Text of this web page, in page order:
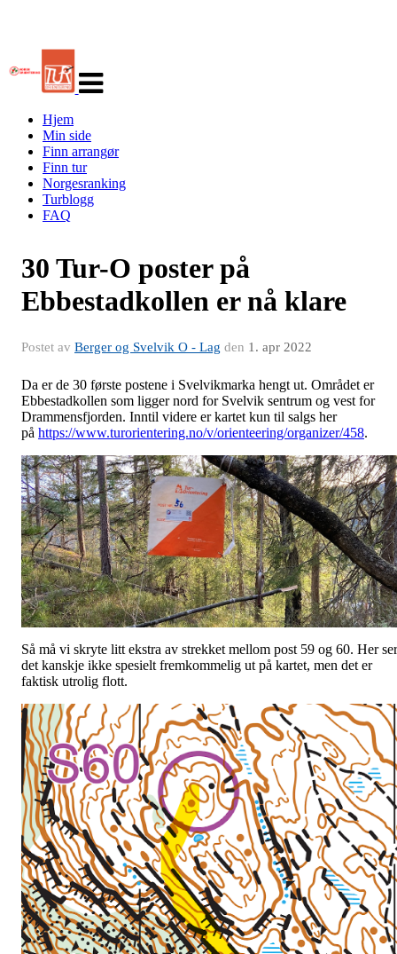
navigasjon
Hjem
Min side
Finn arrangør
Finn tur
Norgesranking
Turblogg
FAQ
30 Tur-O poster på
Ebbestadkollen er nå klare
Postet av Berger og Svelvik O - Lag den 1. apr 2022
Da er de 30 første postene i Svelvikmarka hengt ut. Området er
Ebbestadkollen som ligger nord for Svelvik sentrum og vest for
Drammensfjorden. Inntil videre er kartet kun til salgs her
på https://www.turorientering.no/v/orienteering/organizer/458.
Så må vi skryte litt ekstra av strekket mellom post 59 og 60. Her ser
det kanskje ikke spesielt fremkommelig ut på kartet, men det er
faktisk utrolig flott.